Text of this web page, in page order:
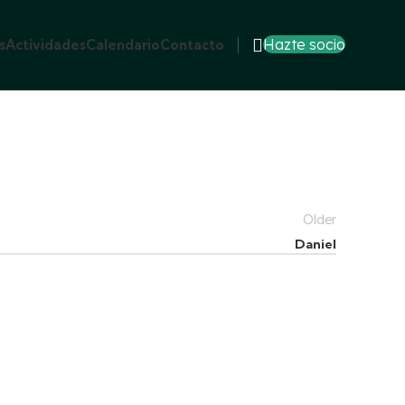
ActividadesCalendarioContacto Hazte socio
Older
Daniel